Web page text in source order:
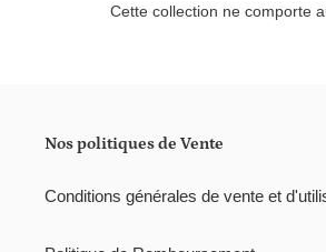
n
Cette collection ne comporte
Nos politiques de Vente
Conditions générales de vente et